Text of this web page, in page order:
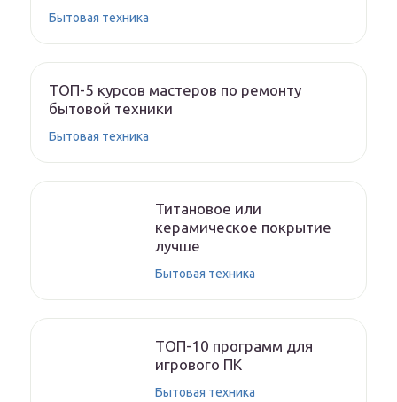
Бытовая техника
ТОП-5 курсов мастеров по ремонту
бытовой техники
Бытовая техника
Титановое или
керамическое покрытие
лучше
Бытовая техника
ТОП-10 программ для
игрового ПК
Бытовая техника